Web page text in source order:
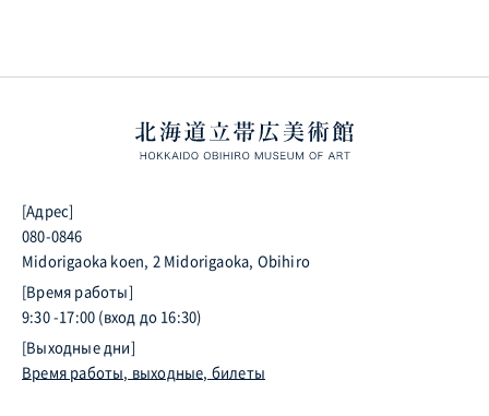
[Адрес]
080-0846
Midorigaoka koen, 2 Midorigaoka, Obihiro
[Время работы]
9:30 -17:00 (вход до 16:30)
[Выходные дни]
Время работы, выходные, билеты